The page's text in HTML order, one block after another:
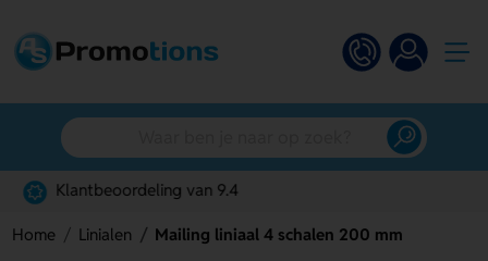
Gratis digitaal ontwerp
Home Linialen Mailing liniaal 4 schalen 200 mm